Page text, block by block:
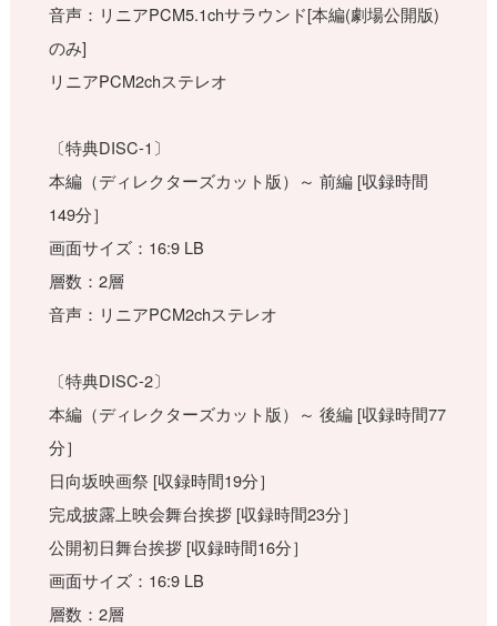
音声：リニアPCM5.1chサラウンド[本編(劇場公開版)
のみ]
リニアPCM2chステレオ
〔特典DISC-1〕
本編（ディレクターズカット版）～ 前編 [収録時間
149分］
画面サイズ：16:9 LB
層数：2層
音声：リニアPCM2chステレオ
〔特典DISC-2〕
本編（ディレクターズカット版）～ 後編 [収録時間77
分］
日向坂映画祭 [収録時間19分］
完成披露上映会舞台挨拶 [収録時間23分］
公開初日舞台挨拶 [収録時間16分］
画面サイズ：16:9 LB
層数：2層